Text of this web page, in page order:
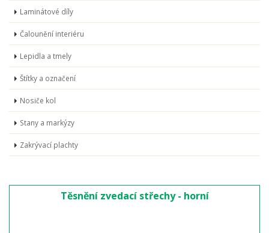
Laminátové díly
Čalounění interiéru
Lepidla a tmely
Štítky a označení
Nosiče kol
Stany a markýzy
Zakrývací plachty
Těsnění zvedací střechy - horní